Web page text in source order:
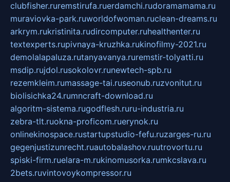
clubfisher.ruremstirufa.ruerdamchi.rudoramamama.ru
muraviovka-park.ruworldofwoman.ruclean-dreams.ru
arkrym.rukristinita.rudircomputer.ruhealthenter.ru
textexperts.rupivnaya-kruzhka.rukinofilmy-2021.ru
demolalapaluza.rutanyavanya.ruremstir-tolyatti.ru
msdip.rujdol.rusokolovr.runewtech-spb.ru
rezemkleim.rumassage-tai.ruseonub.ruzvonitut.ru
biolisichka24.rumncraft-download.ru
algoritm-sistema.rugodflesh.ruru-industria.ru
zebra-tlt.ruokna-proficom.ruerynok.ru
onlinekinospace.rustartupstudio-fefu.ruzarges-ru.ru
gegenjustizunrecht.ruautobalashov.ruutrovortu.ru
spiski-firm.ruelara-m.rukinomusorka.rumkcslava.ru
2bets.ruvintovoykompressor.ru